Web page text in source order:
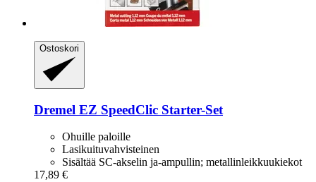
Ostoskori
Dremel EZ SpeedClic Starter-​Set
Ohuille paloille
Lasikuituvahvisteinen
Sisältää SC-akselin ja-ampullin; metallinleikkuukiekot
17,89 €